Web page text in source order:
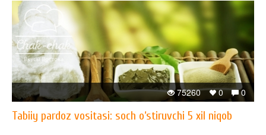
0
0
75260
Tabiiy pardoz vositasi: soch o‘stiruvchi 5 xil niqob